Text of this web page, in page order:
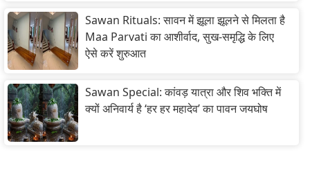
Sawan Rituals: सावन में झूला झूलने से मिलता है
Maa Parvati का आशीर्वाद, सुख-समृद्धि के लिए
ऐसे करें शुरुआत
Sawan Special: कांवड़ यात्रा और शिव भक्ति में
क्यों अनिवार्य है ‘हर हर महादेव’ का पावन जयघोष